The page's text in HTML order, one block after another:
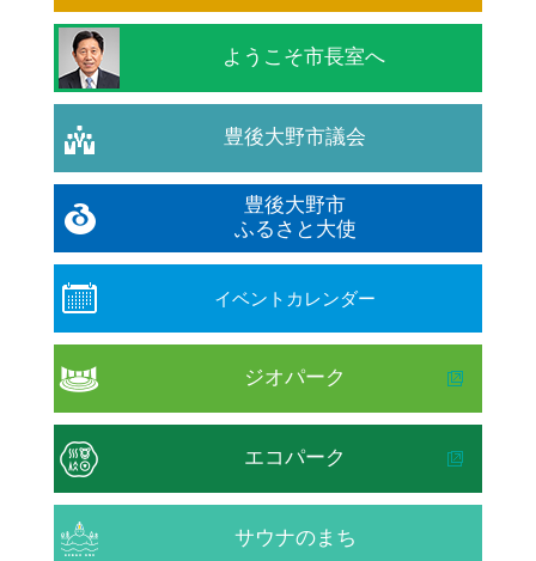
ようこそ市長室へ
豊後大野市議会
豊後大野市
ふるさと大使
イベントカレンダー
ジオパーク
エコパーク
サウナのまち